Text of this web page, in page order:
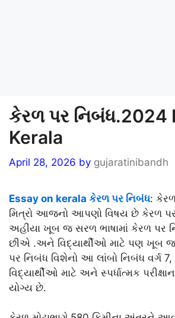
કેરળ પર નિબંધ.2024
Kerala
April 28, 2026 by gujaratinibandh
Essay on kerala કેરળ પર નિબંધ:
મિત્રો આજનો આપણો વિષય છે કેરળ
અહીંયા ખૂબ જ સરળ ભાષામાં કેરળ પર
છીએ .અને વિદ્યાર્થીઓ માટે પણ ખૂબ
પર નિબંધ વિશેનો આ લાંબો નિબંધ વર્ગ
વિદ્યાર્થીઓ માટે અને સ્પર્ધાત્મક
યોગ્ય છે.